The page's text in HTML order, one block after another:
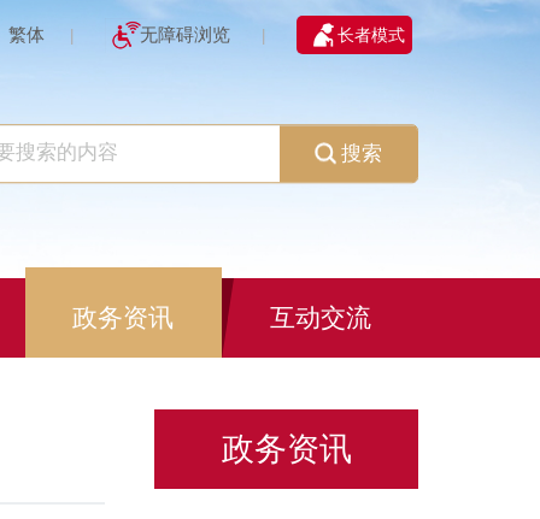
繁体 | 无障碍浏览 | 长者模式
搜索
政务资讯 互动交流
政务资讯